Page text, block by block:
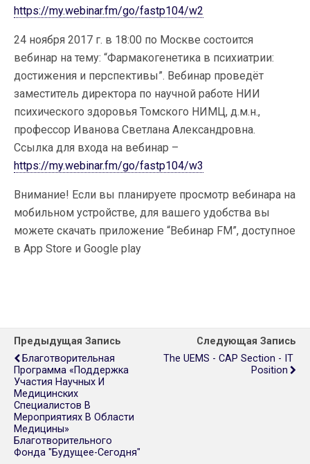
https://my.webinar.fm/go/fastp104/w2
24 ноября 2017 г. в 18:00 по Москве состоится
вебинар на тему: “Фармакогенетика в психиатрии:
достижения и перспективы”. Вебинар проведёт
заместитель директора по научной работе НИИ
психического здоровья Томского НИМЦ, д.м.н.,
профессор Иванова Светлана Александровна.
Ссылка для входа на вебинар –
https://my.webinar.fm/go/fastp104/w3
Внимание! Если вы планируете просмотр вебинара на
мобильном устройстве, для вашего удобства вы
можете скачать приложение “Вебинар FM”, доступное
в App Store и Google play
Предыдущая Запись
Благотворительная
Программа «Поддержка
Участия Научных И
Медицинских
Специалистов В
Мероприятиях В Области
Медицины»
Благотворительного
Фонда "Будущее-Сегодня"
Следующая Запись
The UEMS - CAP Section​ ​-​ ​IT​ ​
Position